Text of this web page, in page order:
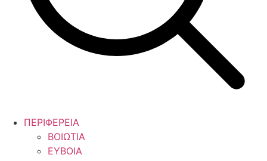
ΠΕΡΙΦΕΡΕΙΑ
ΒΟΙΩΤΙΑ
ΕΥΒΟΙΑ